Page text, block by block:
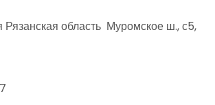
Рязанская область Муромское ш., с5,